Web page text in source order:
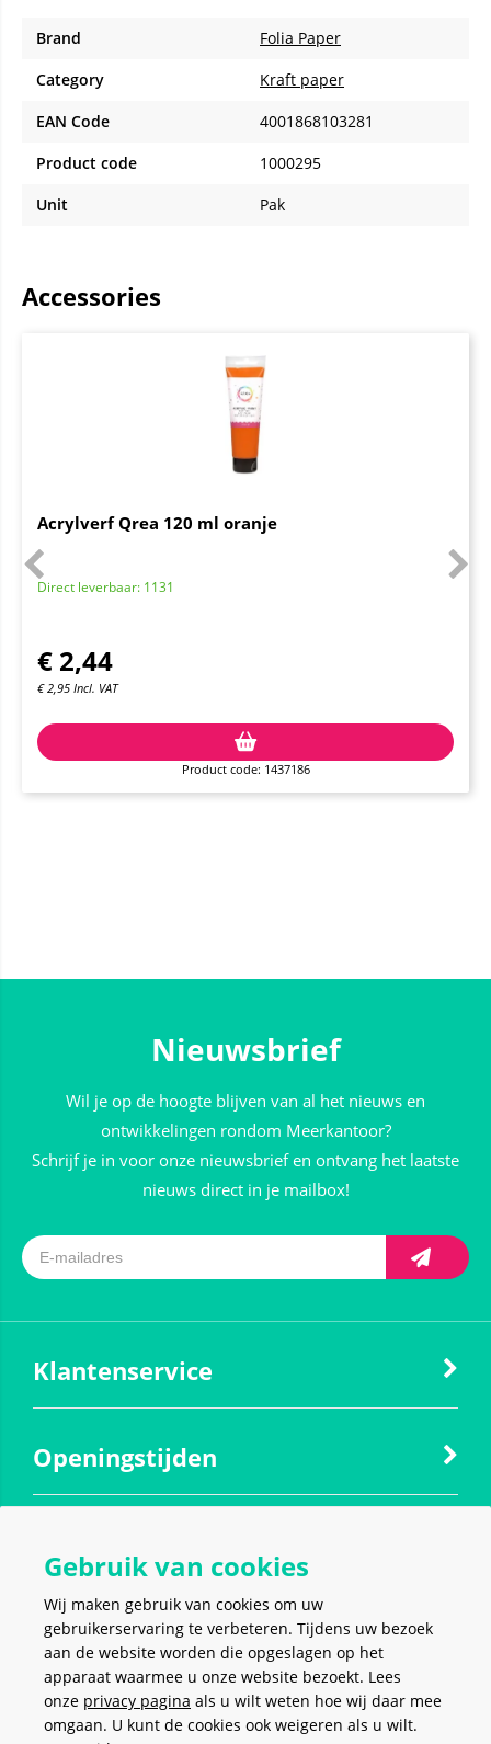
Brand
Folia Paper
Category
Kraft paper
EAN Code
4001868103281
Product code
1000295
Unit
Pak
Accessories
Acrylverf Qrea 120 ml oranje
Direct leverbaar: 1131
€ 2,44
€2,95 Incl. VAT
Product code: 1437186
Nieuwsbrief
Wil je op de hoogte blijven van al het nieuws en
ontwikkelingen rondom Meerkantoor?
Schrijf je in voor onze nieuwsbrief en ontvang het laatste
nieuws direct in je mailbox!
Klantenservice
Openingstijden
Social media
Gebruik van cookies
Wij maken gebruik van cookies om uw
gebruikerservaring te verbeteren. Tijdens uw bezoek
aan de website worden die opgeslagen op het
apparaat waarmee u onze website bezoekt. Lees
onze privacy pagina als u wilt weten hoe wij daar mee
omgaan. U kunt de cookies ook weigeren als u wilt.